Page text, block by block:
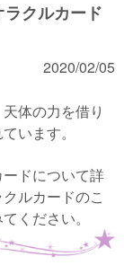
クルカード
2020/02/05
体の力を借り
います。
ドについて詳
ルカードのこ
ください。